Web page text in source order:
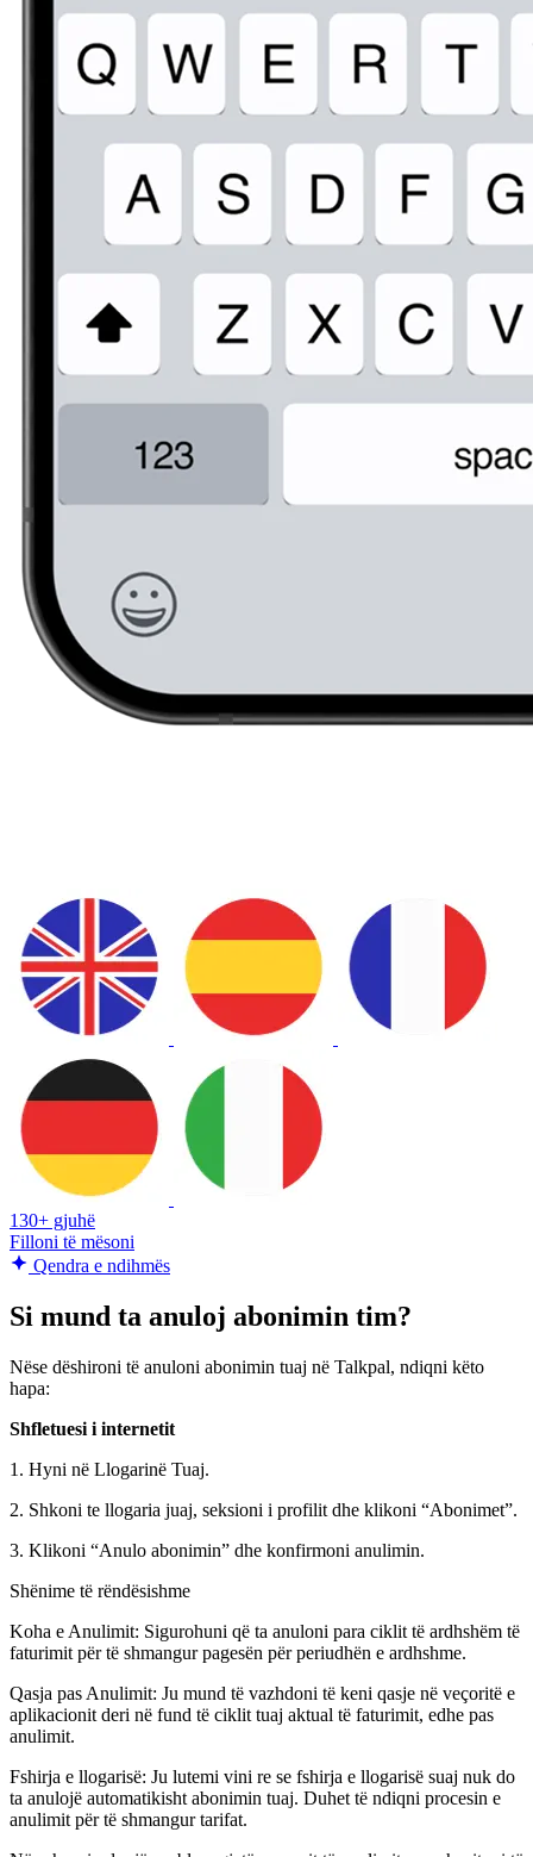
130+ gjuhë
Filloni të mësoni
Qendra e ndihmës
Si mund ta anuloj abonimin tim?
Nëse dëshironi të anuloni abonimin tuaj në Talkpal, ndiqni këto
hapa:
Shfletuesi i internetit
1. Hyni në Llogarinë Tuaj.
2. Shkoni te llogaria juaj, seksioni i profilit dhe klikoni “Abonimet”.
3. Klikoni “Anulo abonimin” dhe konfirmoni anulimin.
Shënime të rëndësishme
Koha e Anulimit: Sigurohuni që ta anuloni para ciklit të ardhshëm të
faturimit për të shmangur pagesën për periudhën e ardhshme.
Qasja pas Anulimit: Ju mund të vazhdoni të keni qasje në veçoritë e
aplikacionit deri në fund të ciklit tuaj aktual të faturimit, edhe pas
anulimit.
Fshirja e llogarisë: Ju lutemi vini re se fshirja e llogarisë suaj nuk do
ta anulojë automatikisht abonimin tuaj. Duhet të ndiqni procesin e
anulimit për të shmangur tarifat.